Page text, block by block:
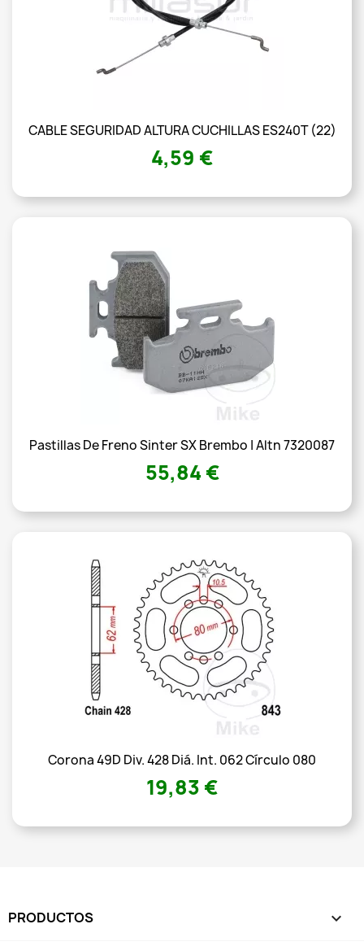
CABLE SEGURIDAD ALTURA CUCHILLAS ES240T (22)
4,59 €
Pastillas De Freno Sinter SX Brembo | Altn 7320087
55,84 €
Corona 49D Div. 428 Diá. Int. 062 Círculo 080
19,83 €
PRODUCTOS 